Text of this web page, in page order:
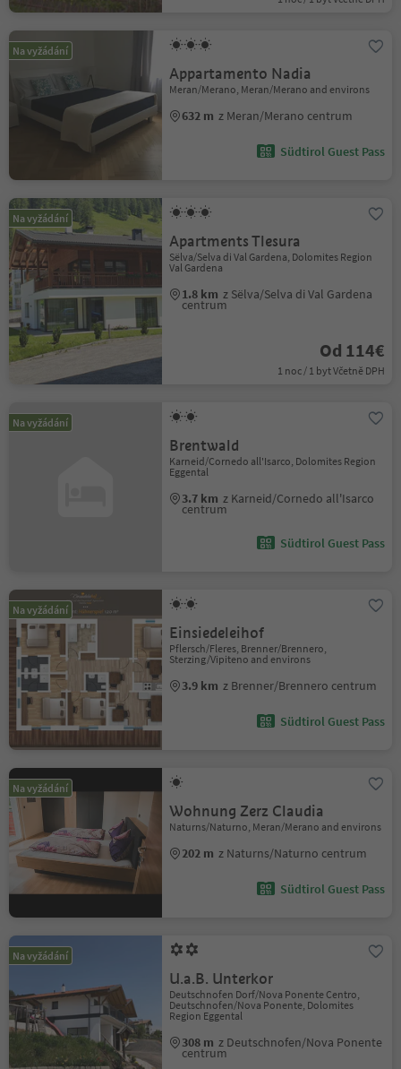
Na vyžádání
Appartamento Nadia
Meran/Merano, Meran/Merano and environs
632 m z Meran/Merano centrum
Südtirol Guest Pass
Na vyžádání
Apartments Tlesura
Sëlva/Selva di Val Gardena, Dolomites Region
Val Gardena
1.8 km z Sëlva/Selva di Val Gardena
centrum
Od 114€
1 noc / 1 byt Včetně DPH
Na vyžádání
Brentwald
Karneid/Cornedo all'Isarco, Dolomites Region
Eggental
3.7 km z Karneid/Cornedo all'Isarco
centrum
Südtirol Guest Pass
Na vyžádání
Einsiedeleihof
Pflersch/Fleres, Brenner/Brennero,
Sterzing/Vipiteno and environs
3.9 km z Brenner/Brennero centrum
Südtirol Guest Pass
Na vyžádání
Wohnung Zerz Claudia
Naturns/Naturno, Meran/Merano and environs
202 m z Naturns/Naturno centrum
Südtirol Guest Pass
Na vyžádání
U.a.B. Unterkor
Deutschnofen Dorf/Nova Ponente Centro,
Deutschnofen/Nova Ponente, Dolomites
Region Eggental
308 m z Deutschnofen/Nova Ponente
centrum